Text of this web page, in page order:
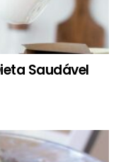
Saudável